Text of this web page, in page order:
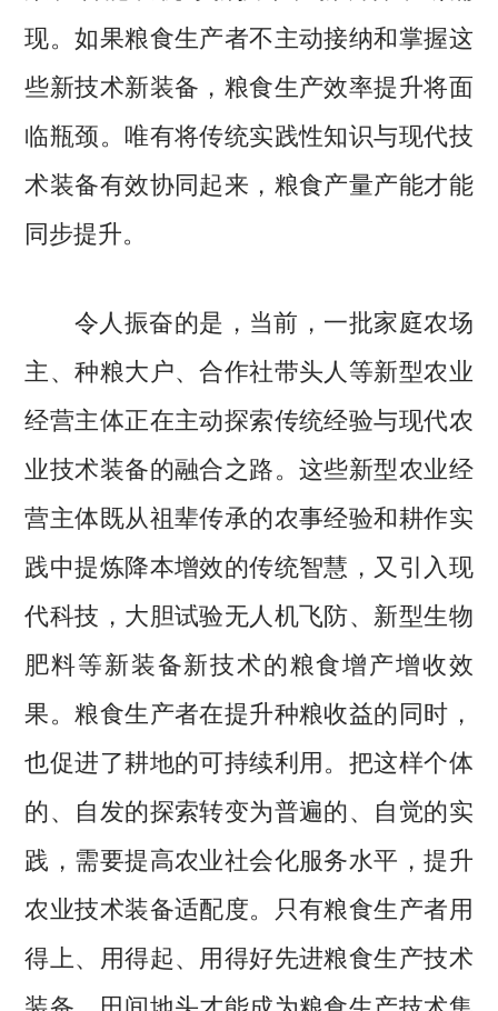
现。如果粮食生产者不主动接纳和掌握这
些新技术新装备，粮食生产效率提升将面
临瓶颈。唯有将传统实践性知识与现代技
术装备有效协同起来，粮食产量产能才能
同步提升。
令人振奋的是，当前，一批家庭农场
主、种粮大户、合作社带头人等新型农业
经营主体正在主动探索传统经验与现代农
业技术装备的融合之路。这些新型农业经
营主体既从祖辈传承的农事经验和耕作实
践中提炼降本增效的传统智慧，又引入现
代科技，大胆试验无人机飞防、新型生物
肥料等新装备新技术的粮食增产增收效
果。粮食生产者在提升种粮收益的同时，
也促进了耕地的可持续利用。把这样个体
的、自发的探索转变为普遍的、自觉的实
践，需要提高农业社会化服务水平，提升
农业技术装备适配度。只有粮食生产者用
得上、用得起、用得好先进粮食生产技术